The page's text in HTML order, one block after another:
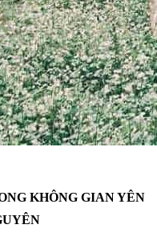
KHÔNG GIAN YÊN